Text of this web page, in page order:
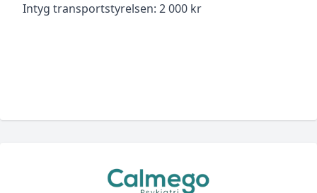
Intyg transportstyrelsen: 2 000 kr